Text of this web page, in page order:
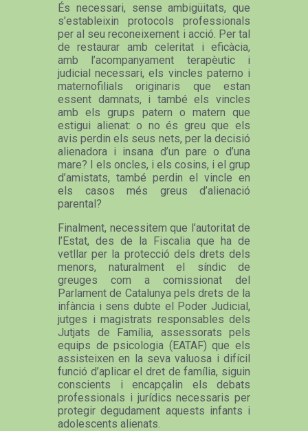
És necessari, sense ambigüitats, que
s’estableixin protocols professionals
per al seu reconeixement i acció. Per tal
de restaurar amb celeritat i eficàcia,
amb l’acompanyament terapèutic i
judicial necessari, els vincles paterno i
maternofilials originaris que estan
essent damnats, i també els vincles
amb els grups patern o matern que
estigui alienat: o no és greu que els
avis perdin els seus nets, per la decisió
alienadora i insana d’un pare o d’una
mare? I els oncles, i els cosins, i el grup
d’amistats, també perdin el vincle en
els casos més greus d’alienació
parental?
Finalment, necessitem que l’autoritat de
l’Estat, des de la Fiscalia que ha de
vetllar per la protecció dels drets dels
menors, naturalment el síndic de
greuges com a comissionat del
Parlament de Catalunya pels drets de la
infància i sens dubte el Poder Judicial,
jutges i magistrats responsables dels
Jutjats de Família, assessorats pels
equips de psicologia (EATAF) que els
assisteixen en la seva valuosa i difícil
funció d’aplicar el dret de família, siguin
conscients i encapçalin els debats
professionals i jurídics necessaris per
protegir degudament aquests infants i
adolescents alienats.